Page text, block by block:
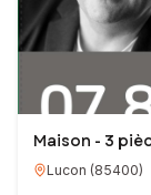
Maison - 3
Lucon (85400)